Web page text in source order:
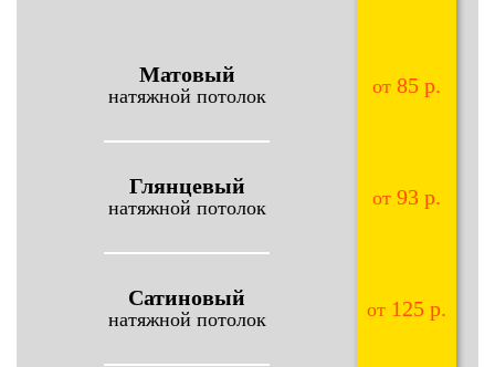
Матовый
натяжной потолок от 85 р.
Глянцевый
натяжной потолок от 93 р.
Сатиновый
натяжной потолок от 125 р.